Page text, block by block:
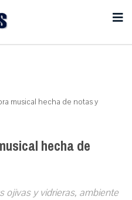
musical hecha de notas y
hecha de
ojivas y vidrieras, ambiente